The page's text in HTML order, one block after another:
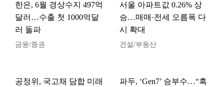
한은, 6월 경상수지 497억
달러…수출 첫 1000억달
러 돌파
금융/증권
서울 아파트값 0.26% 상
승…매매·전세 오름폭 다
시 확대
건설/부동산
공정위, 국고채 담합 미래
파두, ‘Gen7’ 승부수…“흑